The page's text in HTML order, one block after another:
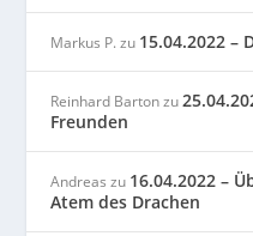
Markus P. zu 15.04.2022 –
Reinhard Bartonzu
Freunden
Andreas zu 16.04.2022 –
Atem des Drachen